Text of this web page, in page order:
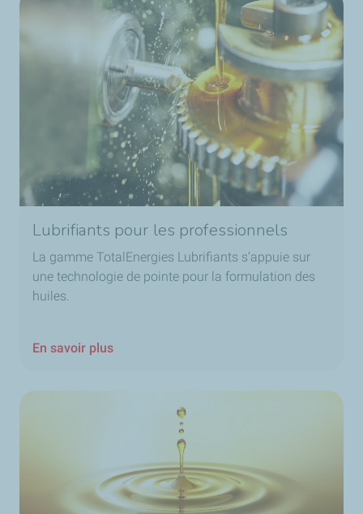
Lubrifiants pour les professionnels
La gamme TotalEnergies Lubrifiants s’appuie sur
une technologie de pointe pour la formulation des
huiles.
En savoir plus